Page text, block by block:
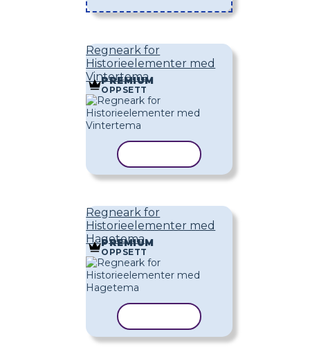
Regneark for
Historieelementer med
Vintertema
PREMIUM
OPPSETT
Regneark for
Historieelementer med
Hagetema
PREMIUM
OPPSETT